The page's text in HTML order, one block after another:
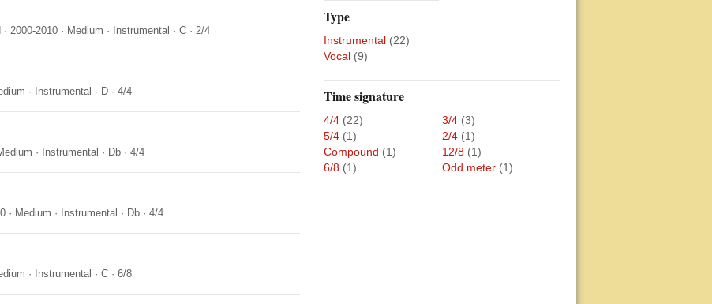
· 2000-2010 · Medium · Instrumental · C · 2/4
· Instrumental · D · 4/4
· Instrumental · Db · 4/4
· Medium · Instrumental · Db · 4/4
· Instrumental · C · 6/8
Type
Instrumental (22)
Vocal (9)
Time signature
4/4 (22) 3/4 (3)
5/4 (1) 2/4 (1)
Compound (1) 12/8 (1)
6/8 (1) Odd meter (1)